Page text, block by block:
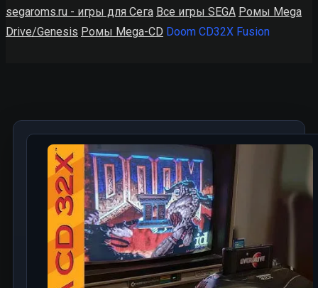
segaroms.ru - игры для Сега Все игры SEGA Ромы Mega
Drive/Genesis Ромы Mega-CD Doom CD32X Fusion